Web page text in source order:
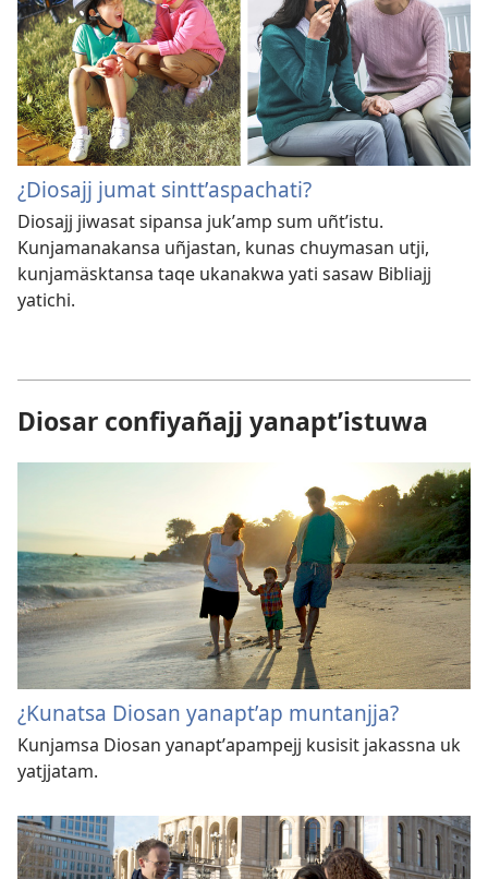
¿Diosajj jumat sinttʼaspachati?
Diosajj jiwasat sipansa jukʼamp sum uñtʼistu.
Kunjamanakansa uñjastan, kunas chuymasan utji,
kunjamäsktansa taqe ukanakwa yati sasaw Bibliajj
yatichi.
Diosar confiyañajj yanaptʼistuwa
¿Kunatsa Diosan yanaptʼap muntanjja?
Kunjamsa Diosan yanaptʼapampejj kusisit jakassna uk
yatjjatam.